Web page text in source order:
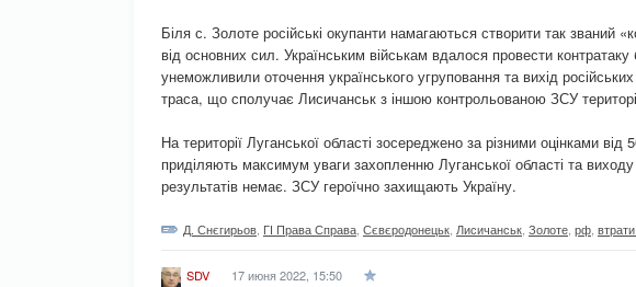
Біля с. Золоте російські окупанти намагаються створити так званий
від основних сил. Українським військам вдалося провести
унеможливили оточення українського угруповання та вихід
траса, що сполучає Лисичанськ з іншою контрольованою ЗСУ
На території Луганської області зосереджено за різними оцінками
приділяють максимум уваги захопленню Луганської області та
результатів немає. ЗСУ героїчно захищають Україну.
Д. Снєгирьов ГІ Права Справа Сєвєродонецьк Лисичанськ Золоте рф
SDV 17 июня 2022, 15:50